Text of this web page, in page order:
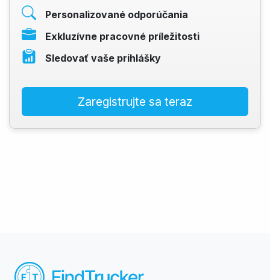
Personalizované odporúčania
Exkluzívne pracovné príležitosti
Sledovať vaše prihlášky
Zaregistrujte sa teraz